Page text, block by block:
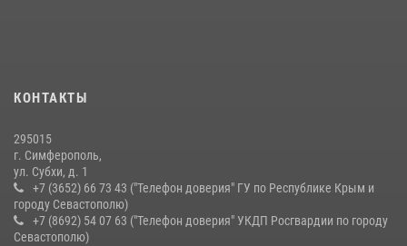
В крымской столице росгвардейцы задержали подозреваемую в
10 июля 2026, 15:10
КОНТАКТЫ
295015
г. Симферополь,
ул. Субхи, д. 1
+7 (3652) 66 73 43 ("Телефон доверия" ГУ по Республике Крым и
городу Севастополю)
+7 (8692) 54 07 63 ("Телефон доверия" УКДП Росгвардии по городу
Севастополю)